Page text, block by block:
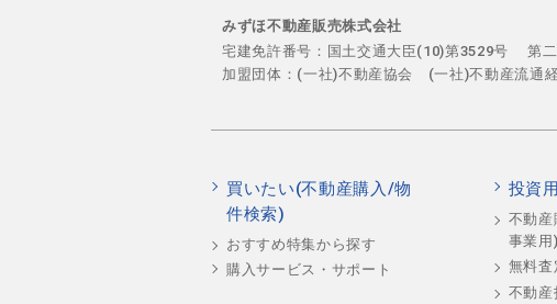
みずほ不動産販売株式会社
宅建免許番号：国土交通大臣(10)第3529号
第
加盟団体：(一社)不動産協会 (一社)不動産流通
買いたい(不動産購入/物
件検索)
おすすめ特集から探す
購入サービス・サポート
投資
不動産
事業用)
無料
不動産